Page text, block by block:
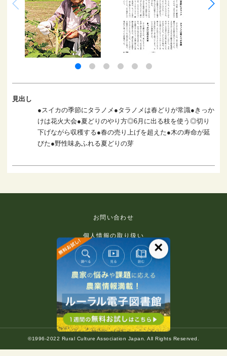
見出し
●スイカの季節にタラノメ●タラノメは春どりが常識●きっか
けは花火大会●夏どりのやり方◎6月に出る枝を使う◎切り
下げながら収穫する●春の売り上げを超えた●木の寿命が延
びた●野性味あふれる夏どりの芽
お問い合わせ
個人情報の取り扱い
免責事項
利用規約
推奨環境
著作権等について
©1996-2022 Rural Culture Association Japan. All Rights Reserved.
×